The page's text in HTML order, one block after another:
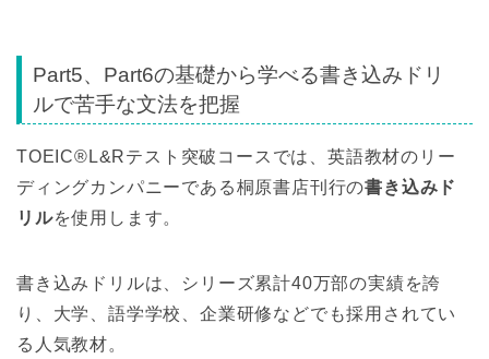
Part5、Part6の基礎から学べる書き込みドリ
ルで苦手な文法を把握
TOEIC®L&Rテスト突破コースでは、英語教材のリー
ディングカンパニーである桐原書店刊行の書き込みド
リルを使用します。
書き込みドリルは、シリーズ累計40万部の実績を誇
り、大学、語学学校、企業研修などでも採用されてい
る人気教材。